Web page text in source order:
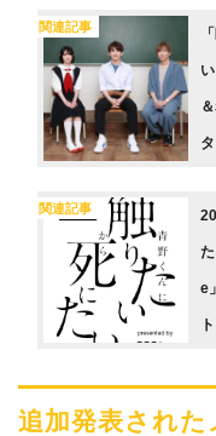
関連記事
関連記事
e
追加発表され